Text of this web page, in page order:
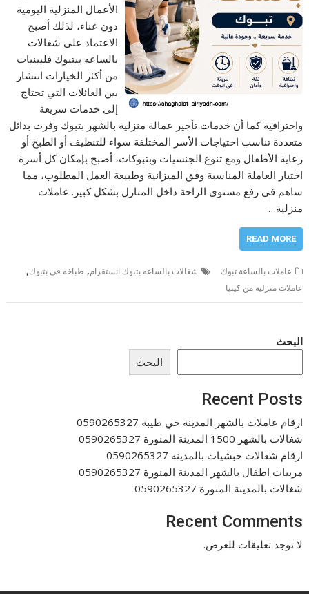
الأعمال المنزلية اليومية
دون عناء، لذلك أصبح
الاعتماد على شغالات
بالساعه ببتبوك فلبينيات
من أكثر الخيارات انتشار
بين العائلات التي تحتاج
إلى خدمات سريعة
واحترافية كما أن خدمات تأجير عمالة منزلية بالشهر بتبوك وفرت بدائل
متعددة تناسب احتياجات الأسر المختلفة سواء للتنظيف أو الطبخ أو
رعاية الأطفال ومع تنوع الجنسيات وبتبوكات، أصبح بإمكان كل أسرة
اختيار العاملة المناسبة وفق الميزانية وطبيعة العمل المطلوب، مما
ساهم في رفع مستوى الراحة داخل المنازل بشكل كبير. عاملات
منزلية…
READ MORE
عاملات بالساعة تبوك شغالات بالساعه بتبوك انستقرام, طباخه في بتبوك,
عاملات منزلية من كينيا
البحث
البحث
Recent Posts
ارقام عاملات بالشهر المدينة حي طيبة 0590265327
شغالات بالشهر 1500 المدينة المنورة 0590265327
ارقام شغالات حبشيات بالمدينه 0590265327
مربيات اطفال بالشهر المدينة المنورة 0590265327
شغالات بالمدينة المنورة 0590265327
Recent Comments
لا توجد تعليقات للعرض.